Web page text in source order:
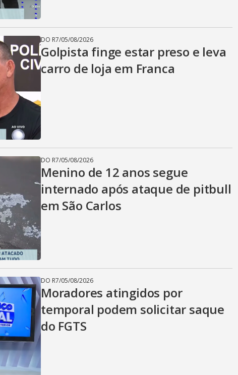
DO R7/05/08/2026
Golpista finge estar preso e leva
carro de loja em Franca
DO R7/05/08/2026
Menino de 12 anos segue
internado após ataque de pitbull
em São Carlos
DO R7/05/08/2026
Moradores atingidos por
temporal podem solicitar saque
do FGTS